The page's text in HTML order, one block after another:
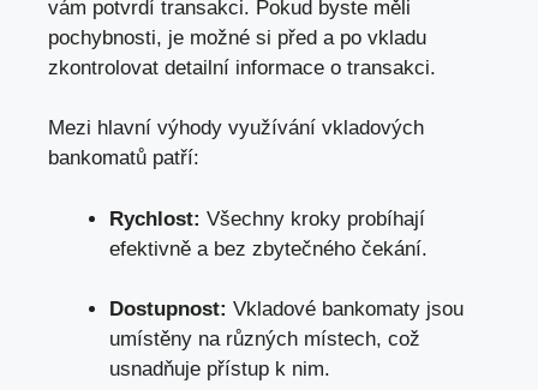
vám potvrdí transakci. Pokud byste měli
pochybnosti, je možné si před a po vkladu
zkontrolovat detailní informace o transakci.
Mezi hlavní výhody využívání vkladových
bankomatů patří:
Rychlost: Všechny kroky probíhají
efektivně a bez zbytečného čekání.
Dostupnost: Vkladové bankomaty jsou
umístěny na různých místech, což
usnadňuje přístup k nim.